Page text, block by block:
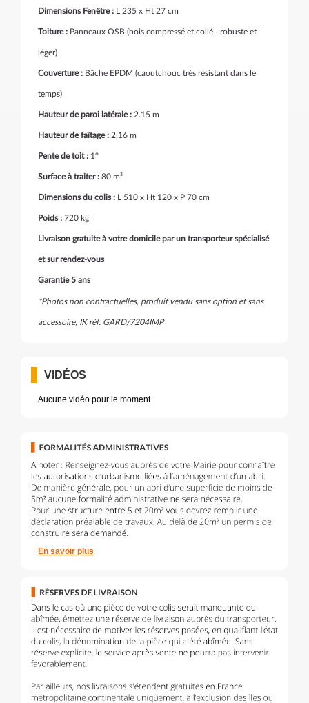
Dimensions Fenêtre : L 235 x Ht 27 cm
Toiture : Panneaux OSB (bois compressé et collé - robuste et
léger)
Couverture : Bâche EPDM (caoutchouc très résistant dans le
temps)
Hauteur de paroi latérale : 2.15 m
Hauteur de faîtage : 2.16 m
Pente de toit : 1°
Surface à traiter : 80 m²
Dimensions du colis : L 510 x Ht 120 x P 70 cm
Poids : 720 kg
Livraison gratuite à votre domicile par un transporteur spécialisé
et sur rendez-vous
Garantie 5 ans
*Photos non contractuelles, produit vendu sans option et sans
accessoire, IK réf. GARD/7204IMP
VIDÉOS
Aucune vidéo pour le moment
En savoir plus